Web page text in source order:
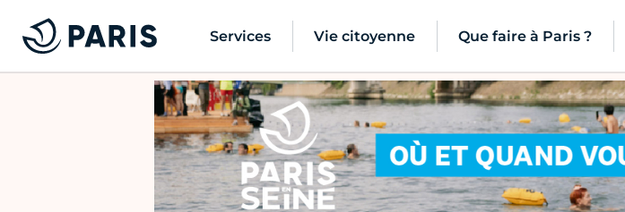
Services Vie citoyenne Que faire à Paris ?